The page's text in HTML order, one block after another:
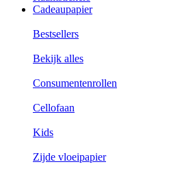
Cadeaupapier
Bestsellers
Bekijk alles
Consumentenrollen
Cellofaan
Kids
Zijde vloeipapier